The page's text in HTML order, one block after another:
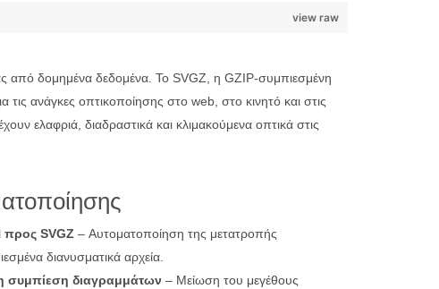
view raw
από δομημένα δεδομένα. Το SVGZ, η GZIP-συμπιεσμένη
ανάγκες οπτικοποίησης στο web, στο κινητό και στις
ελαφριά, διαδραστικά και κλιμακούμενα οπτικά στις
προς SVGZ – Αυτοματοποίηση της μετατροπής
διανυσματικά αρχεία.
συμπίεση διαγραμμάτων – Μείωση του μεγέθους